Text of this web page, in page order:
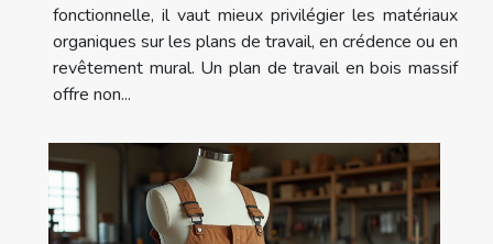
fonctionnelle, il vaut mieux privilégier les matériaux
organiques sur les plans de travail, en crédence ou en
revêtement mural. Un plan de travail en bois massif
offre non...